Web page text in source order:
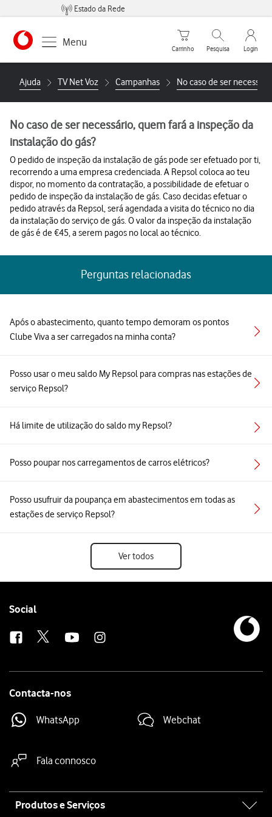
Estado da Rede
https://www.vodafone.pt
Menu
Carrinho de compras
Carrinho
Pesquisar
Pesquisa
My
Login
Ajuda TV Net Voz Campanhas No caso de ser
No caso de ser necessário, quem fará a inspeção da
instalação do gás?
O pedido de inspeção da instalação de gás pode ser efetuado por ti,
recorrendo a uma empresa credenciada. A Repsol coloca ao teu
dispor, no momento da contratação, a possibilidade de efetuar o
pedido de inspeção da instalação de gás. Caso decidas efetuar o
pedido através da Repsol, será agendada a visita do técnico no dia
da instalação do serviço de gás. O valor da inspeção da instalação
de gás é de €45, a serem pagos no local ao técnico.
Perguntas relacionadas
Após o abastecimento, quanto tempo demoram os pontos
Clube Viva a ser carregados na minha conta?
Posso usar o meu saldo My Repsol para compras nas estações de
serviço Repsol?
Há limite de utilização do saldo my Repsol?
Posso poupar nos carregamentos de carros elétricos?
Posso usufruir da poupança em abastecimentos em todas as
estações de serviço Repsol?
Ver todos
Follow
Social
Contacta-nos
WhatsApp Webchat
Fala connosco
map
Produtos e Serviços